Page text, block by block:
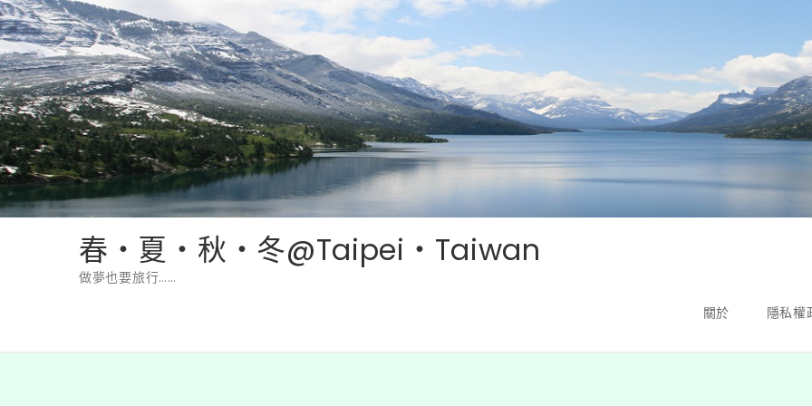
Skip
to
content
春‧夏‧秋‧冬@Taipei‧Taiwan
做夢也要旅行……
關於
隱私權